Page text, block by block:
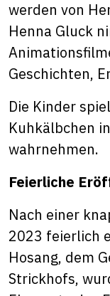
werden von
Henna Gluck
Geschichten,
Die Kinder
Kuhkälbchen
wahrnehmen.
Feierliche
Nach einer
2023 feierlich
Hosang, dem
Strickhofs,